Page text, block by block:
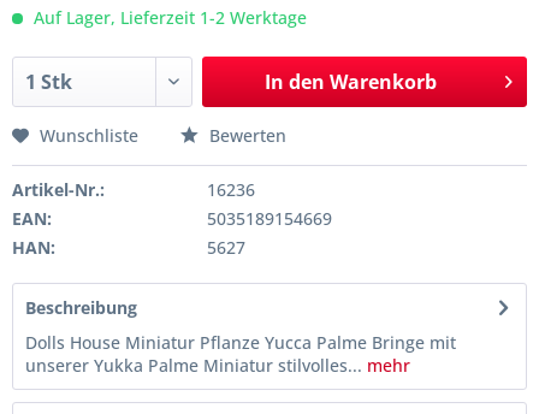
Auf Lager, Lieferzeit 1-2 Werktage
In den Warenkorb
Wunschliste Bewerten
Artikel-Nr.:
16236
EAN:
5035189154669
HAN:
5627
Beschreibung
Dolls House Miniatur Pflanze Yucca Palme Bringe mit
unserer Yukka Palme Miniatur stilvolles... mehr